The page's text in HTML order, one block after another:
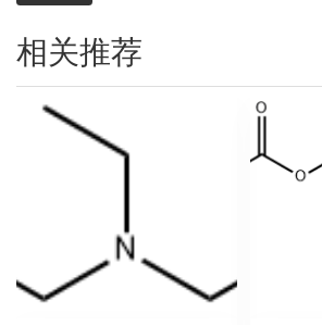
相关推荐